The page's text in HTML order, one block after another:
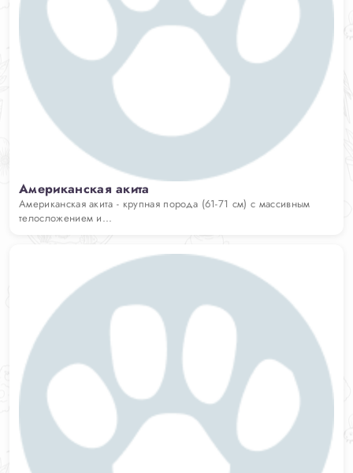
Американская акита
Американская акита - крупная порода (61-71 см) с массивным
телосложением и...